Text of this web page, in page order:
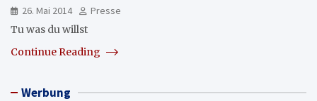
26. Mai 2014
Presse
Tu was du willst
Continue Reading
Werbung